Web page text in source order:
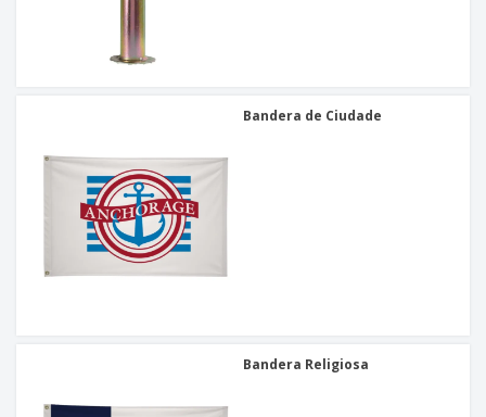
Bandera de Ciudade
Bandera Religiosa